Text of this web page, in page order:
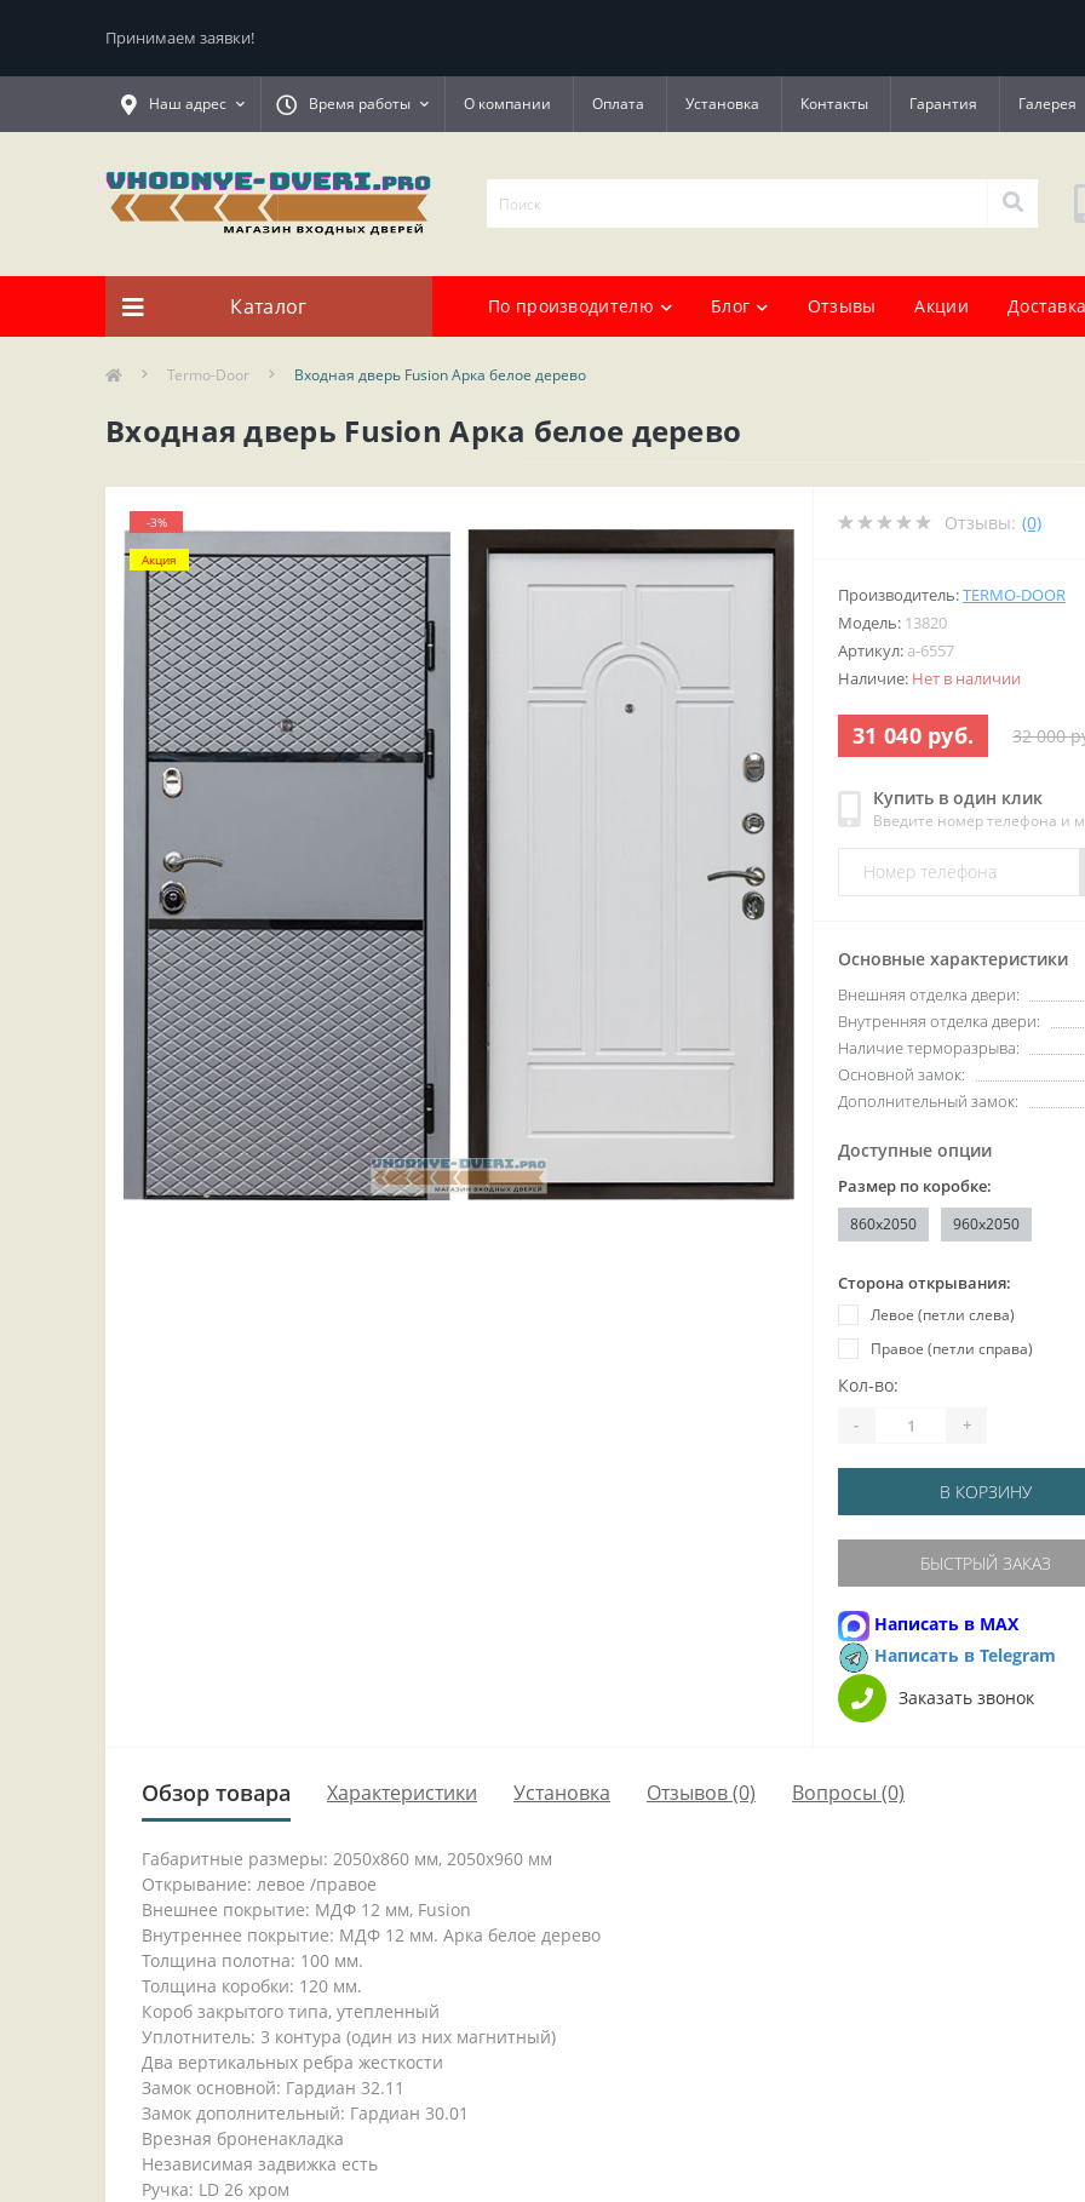
Принимаем заявки!
Наш адрес Время работы О компании Оплата Установка Контакты Гарантия Галерея
Каталог По производителю Блог Отзывы Акции
Termo-Door Входная дверь Fusion Арка белое дерево
Входная дверь Fusion Арка белое дерево
-3%
Акция
Отзывы: (0)
Производитель:TERMO-DOOR
Модель: 13820
Артикул: a-6557
Наличие: Нет в наличии
31 040 руб. 32 000
Купить в один клик
Введите номер телефона и
Основные характеристики
Внешняя отделка двери:
Внутренняя отделка двери:
Наличие терморазрыва:
Основной замок:
Дополнительный замок:
Доступные опции
Размер по коробке:
860x2050 960x2050
Сторона открывания:
Левое (петли слева)
Правое (петли справа)
Кол-во:
- +
В КОРЗИНУ
БЫСТРЫЙ ЗАКАЗ
Написать в MAX
Написать в Telegram
Заказать звонок
Обзор товара Характеристики Установка Отзывов (0) Вопросы (0)
Габаритные размеры: 2050x860 мм, 2050x960 мм
Открывание: левое /правое
Внешнее покрытие: МДФ 12 мм, Fusion
Внутреннее покрытие: МДФ 12 мм. Арка белое дерево
Толщина полотна: 100 мм.
Толщина коробки: 120 мм.
Короб закрытого типа, утепленный
Уплотнитель: 3 контура (один из них магнитный)
Два вертикальных ребра жесткости
Замок основной: Гардиан 32.11
Замок дополнительный: Гардиан 30.01
Врезная броненакладка
Независимая задвижка есть
Ручка: LD 26 хром